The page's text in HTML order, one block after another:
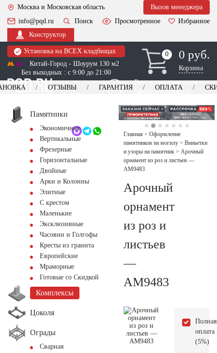
Москва и Московская область
Вызов менеджера
info@pqd.ru
Поиск Просмотренное
Избранное
Конструктор
Установка на ВСЕХ кладбищах
Китай-Город - Шоурум 130 м2
Без выходных : с 9:00 до 21:00
0
0 0 руб.
Корзина
Выезд менеджера для
оформления заказа
+7 (495) 518-44-23
Обратный звонок
ОТЗЫВЫ ГАРАНТИЯ ОПЛАТА
Памятники
Экономичные
Вертикальные
Фрезерные
Горизонтальные
Двойные
Арки и Колонны
Элитные
С крестом
Маленькие
Эксклюзивные
Часовни и Голгофы
Кресты из гранита
Европейские
Мраморные
Готовые со Скидкой
Комплексы
Цоколя
Ограды
Сварная
Главная > Оформление
памятников на могилу > Виньетки
и узоры на памятник > Арочный
орнамент из роз и листьев —
AM9483
Арочный
орнамент
из роз и
листьев
—
AM9483
Полная
оплата
(5%)